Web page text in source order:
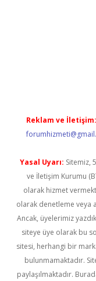
Reklam ve İletişim:
Yasal Uyarı: Sitemiz,
ve İletişim Kurumu
olarak hizmet
olarak denetleme veya
Ancak, üyelerimiz
siteye üye olarak bu
sitesi, herhangi bir
bulunmamaktadır.
paylaşılmaktadır.